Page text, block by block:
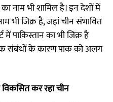
नाम भी शामिल है। इन देशों में
भी जिक्र है, जहां चीन संभावित
में पाकिस्तान का भी जिक्र है
संबंधों के कारण पाक को अलग
कर रहा चीन